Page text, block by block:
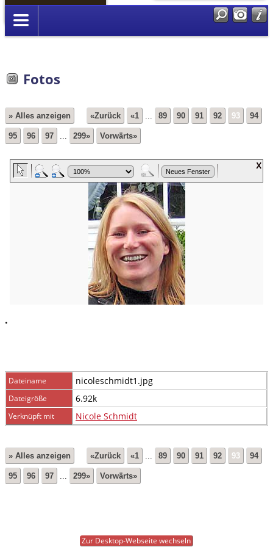
Anmelden
Fotos
» Alles anzeigen «Zurück «1 ... 89 90 91 92 93 94
95 96 97 ... 299» Vorwärts»
.
Dateiname nicoleschmidt1.jpg
Dateigröße 6.92k
Verknüpft mit Nicole Schmidt
» Alles anzeigen «Zurück «1 89 90 91 92 93 94
95 96 97 299» Vorwärts»
Zur Desktop-Webseite wechseln